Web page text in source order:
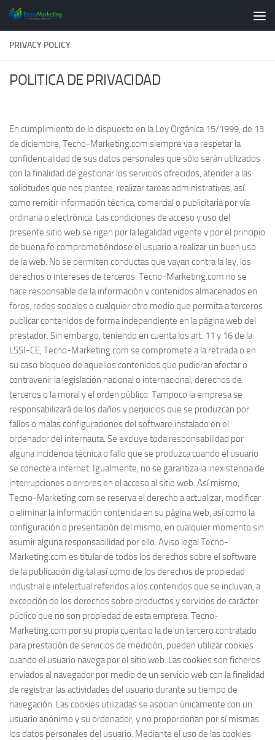
Skip to content
PRIVACY POLICY
POLITICA DE PRIVACIDAD
En cumplimiento de lo dispuesto en la Ley Orgánica 15/1999, de 13
de diciembre, Tecno-Marketing.com siempre va a respetar la
confidencialidad de sus datos personales que sólo serán utilizados
con la finalidad de gestionar los servicios ofrecidos, atender a las
solicitudes que nos plantee, realizar tareas administrativas, así
como remitir información técnica, comercial o publicitaria por vía
ordinaria o electrónica. Las condiciones de acceso y uso del
presente sitio web se rigen por la legalidad vigente y por el principio
de buena fe comprometiéndose el usuario a realizar un buen uso
de la web. No se permiten conductas que vayan contra la ley, los
derechos o intereses de terceros. Tecno-Marketing.com no se
hace responsable de la información y contenidos almacenados en
foros, redes sociales o cualquier otro medio que permita a terceros
publicar contenidos de forma independiente en la página web del
prestador. Sin embargo, teniendo en cuenta los art. 11 y 16 de la
LSSI-CE, Tecno-Marketing.com se compromete a la retirada o en
su caso bloqueo de aquellos contenidos que pudieran afectar o
contravenir la legislación nacional o internacional, derechos de
terceros o la moral y el orden público. Tampoco la empresa se
responsabilizará de los daños y perjuicios que se produzcan por
fallos o malas configuraciones del software instalado en el
ordenador del internauta. Se excluye toda responsabilidad por
alguna incidencia técnica o fallo que se produzca cuando el usuario
se conecte a internet. Igualmente, no se garantiza la inexistencia de
interrupciones o errores en el acceso al sitio web. Así mismo,
Tecno-Marketing.com se reserva el derecho a actualizar, modificar
o eliminar la información contenida en su página web, así como la
configuración o presentación del mismo, en cualquier momento sin
asumir alguna responsabilidad por ello. Aviso legal Tecno-
Marketing.com es titular de todos los derechos sobre el software
de la publicación digital así como de los derechos de propiedad
industrial e intelectual referidos a los contenidos que se incluyan, a
excepción de los derechos sobre productos y servicios de carácter
público que no son propiedad de esta empresa. Tecno-
Marketing.com por su propia cuenta o la de un tercero contratado
para prestación de servicios de medición, pueden utilizar cookies
cuando el usuario navega por el sitio web. Las cookies son ficheros
enviados al navegador por medio de un servicio web con la finalidad
de registrar las actividades del usuario durante su tiempo de
navegación. Las cookies utilizadas se asocian únicamente con un
usuario anónimo y su ordenador, y no proporcionan por sí mismas
los datos personales del usuario. Mediante el uso de las cookies